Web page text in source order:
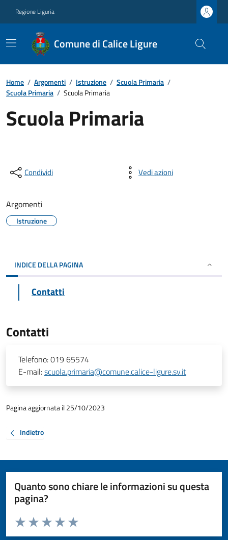
Regione Liguria
Comune di Calice Ligure
Home / Argomenti / Istruzione / Scuola Primaria /
Scuola Primaria / Scuola Primaria
Scuola Primaria
Condividi Vedi azioni
Argomenti
Istruzione
INDICE DELLA PAGINA
Contatti
Contatti
Telefono:019 65574
E-mail:scuola.primaria@comune.calice-ligure.sv.it
Pagina aggiornata il 25/10/2023
Indietro
Quanto sono chiare le informazioni su questa
pagina?
Valuta da 1 a 5 stelle la pagina
Valuta 5 stelle su 5
Valuta 4 stelle su 5
Valuta 3 stelle su 5
Valuta 2 stelle su 5
Valuta 1 stelle su 5